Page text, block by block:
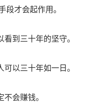
段才会起作用。
到三十年的坚守。
以三十年如一日。
会赚钱。